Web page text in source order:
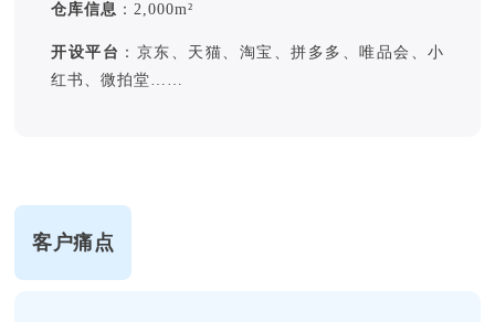
仓库信息 ：2,000m²
开设平台 ：京东、天猫、淘宝、拼多多、唯品会、小
红书、微拍堂……
客户痛点